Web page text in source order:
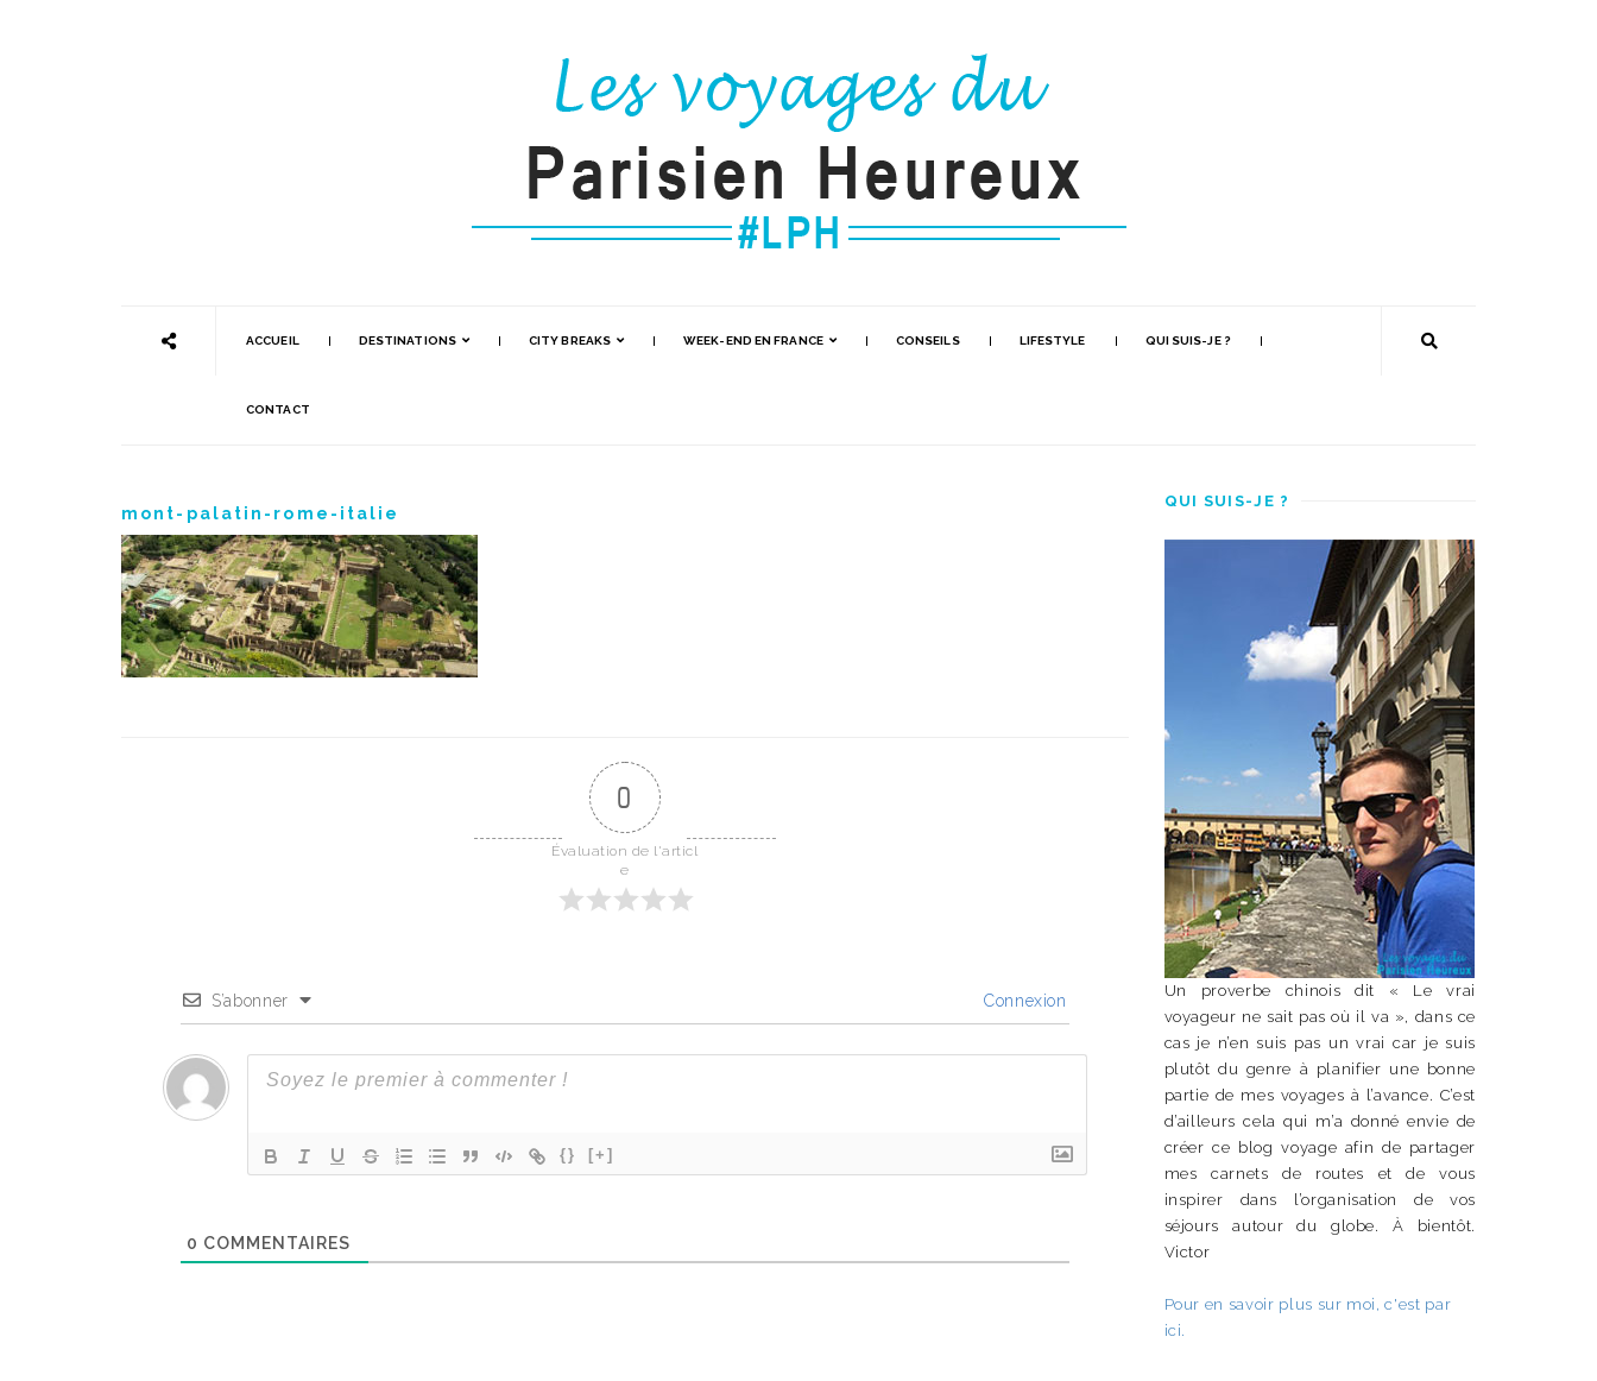
ACCUEIL DESTINATIONS CITY BREAKS WEEK-END EN FRANCE CONSEILS LIFESTYLE QUI SUIS-JE ?
CONTACT
mont-palatin-rome-italie
0
Évaluation de l'articl
e
S’abonner Connexion
{} [+]
0 COMMENTAIRES
QUI SUIS-JE ?
Un proverbe chinois dit « Le vrai
voyageur ne sait pas où il va », dans ce
cas je n’en suis pas un vrai car je suis
plutôt du genre à planifier une bonne
partie de mes voyages à l’avance. C’est
d’ailleurs cela qui m’a donné envie de
créer ce blog voyage afin de partager
mes carnets de routes et de vous
inspirer dans l’organisation de vos
séjours autour du globe. À bientôt.
Victor
Pour en savoir plus sur moi, c'est par
ici.